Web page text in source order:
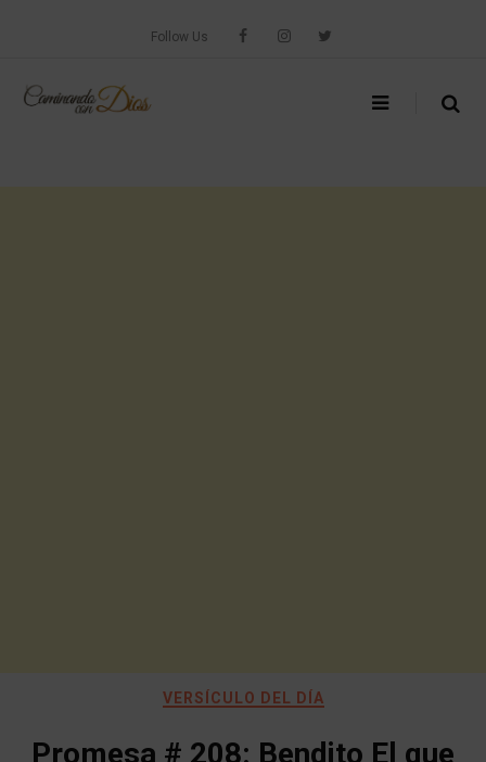
Follow Us
VERSÍCULO DEL DÍA
Promesa # 208: Bendito El que